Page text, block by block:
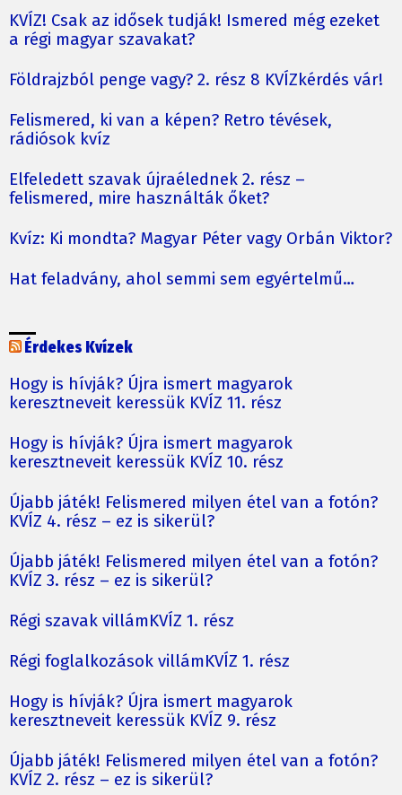
KVÍZ! Csak az idősek tudják! Ismered még ezeket
a régi magyar szavakat?
Földrajzból penge vagy? 2. rész 8 KVÍZkérdés vár!
Felismered, ki van a képen? Retro tévések,
rádiósok kvíz
Elfeledett szavak újraélednek 2. rész –
felismered, mire használták őket?
Kvíz: Ki mondta? Magyar Péter vagy Orbán Viktor?
Hat feladvány, ahol semmi sem egyértelmű…
Érdekes Kvízek
Hogy is hívják? Újra ismert magyarok
keresztneveit keressük KVÍZ 11. rész
Hogy is hívják? Újra ismert magyarok
keresztneveit keressük KVÍZ 10. rész
Újabb játék! Felismered milyen étel van a fotón?
KVÍZ 4. rész – ez is sikerül?
Újabb játék! Felismered milyen étel van a fotón?
KVÍZ 3. rész – ez is sikerül?
Régi szavak villámKVÍZ 1. rész
Régi foglalkozások villámKVÍZ 1. rész
Hogy is hívják? Újra ismert magyarok
keresztneveit keressük KVÍZ 9. rész
Újabb játék! Felismered milyen étel van a fotón?
KVÍZ 2. rész – ez is sikerül?